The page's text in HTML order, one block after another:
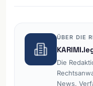
ÜBER DIE
Die
News,